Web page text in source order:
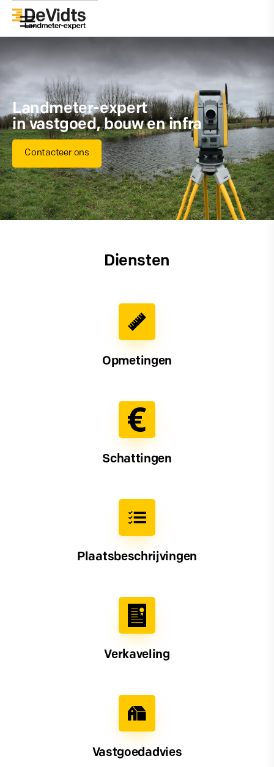
Landmeter-expert
in vastgoed, bouw en infra
Contacteer ons
Diensten
Opmetingen
Schattingen
Plaatsbeschrijvingen
Verkaveling
Vastgoedadvies